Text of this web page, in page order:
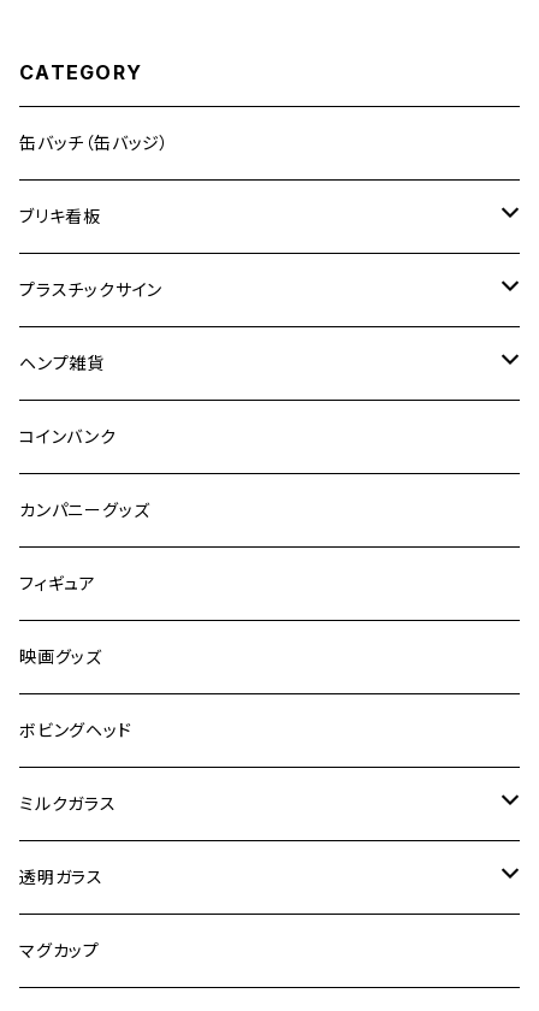
CATEGORY
缶バッチ（缶バッジ）
ブリキ看板
ドリンク
食品
自動車
嗜好品
スポーツ
有名人
キャラクター
オートバイ
観光
ビンテージ加工
プラスチックサイン
映画
キャラクター
ヘンプ雑貨
麻紐
コインバンク
カンパニーグッズ
フィギュア
映画グッズ
ボビングヘッド
ミルクガラス
ヘーゼルアトラス
ファイヤーキング
透明ガラス
アンカーホッキング
マグカップ